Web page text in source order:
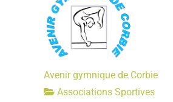
Avenir gymnique de Corbie
Associations Sportives